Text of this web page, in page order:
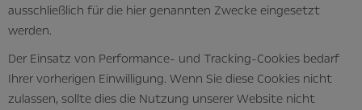
ausschließlich für die hier genannten Zwecke eingesetzt
werden.
Der Einsatz von Performance- und Tracking-Cookies bedarf
Ihrer vorherigen Einwilligung. Wenn Sie diese Cookies nicht
zulassen, sollte dies die Nutzung unserer Website nicht